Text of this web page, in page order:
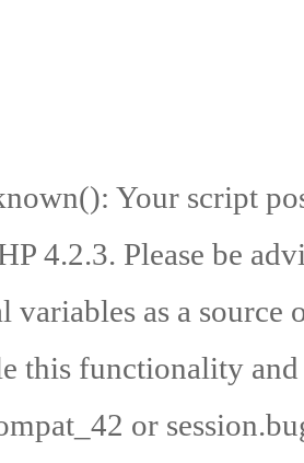
Your script
4.2.3. Please be
variables as a source
this functionality
or